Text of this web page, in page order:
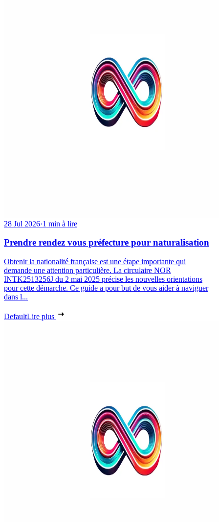
28 Jul 2026·1 min à lire
Prendre rendez vous préfecture pour naturalisation
Obtenir la nationalité française est une étape importante qui
demande une attention particulière. La circulaire NOR
INTK2513256J du 2 mai 2025 précise les nouvelles orientations
pour cette démarche. Ce guide a pour but de vous aider à naviguer
dans l...
DefaultLire plus